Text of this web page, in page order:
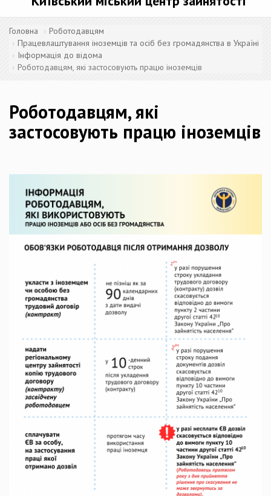
Головна
Роботодавцям
Працевлаштування іноземців та осіб без громадянства в Україні
Інформація до відома
Роботодавцям, які застосовують працю іноземців
Роботодавцям, які
застосовують працю іноземців